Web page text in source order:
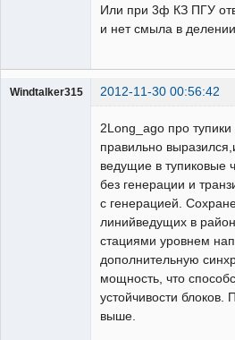
Или при 3ф КЗ ПГУ
и нет смыла в
Windtalker315 2012-11-30 00:56:42
2Long_ago про
правильно
ведущие в тупиковые
без генерации и
с генерацией.
линийведущих в
стациями уровнем
дополнительную
мощность, что
устойчивости
выше.